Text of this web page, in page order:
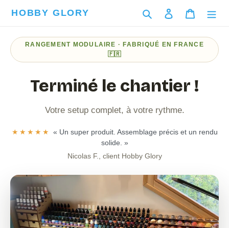
HOBBY GLORY RechercherSe connecter
Panier
RANGEMENT MODULAIRE · FABRIQUÉ EN FRANCE
🇫🇷
Terminé le chantier !
Votre setup complet, à votre rythme.
★★★★★
« Un super produit. Assemblage précis et un rendu
solide. »
Nicolas F., client Hobby Glory